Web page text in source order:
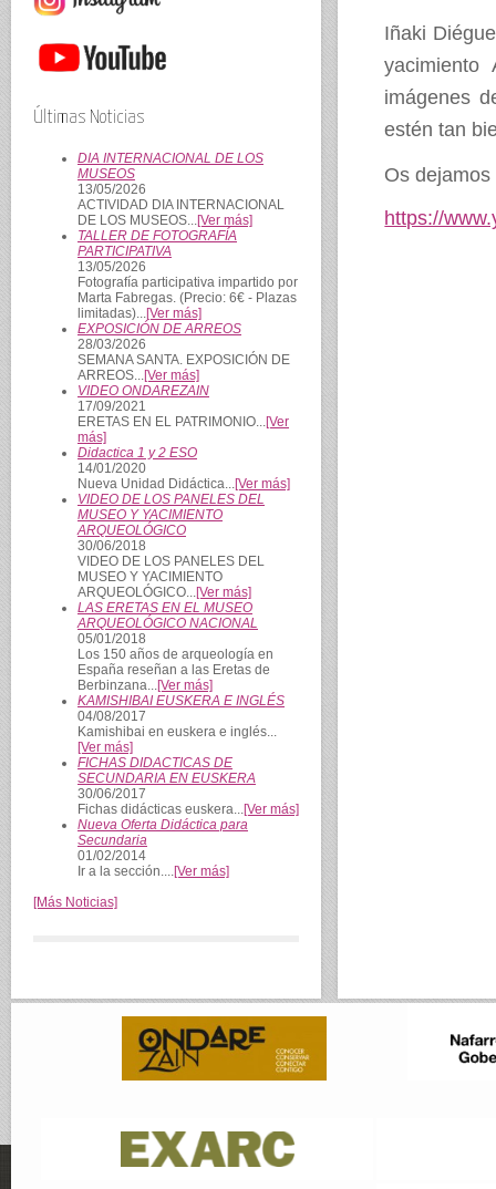
Iñaki
imágenes
estén tan
Os
https://
Últimas Noticias
DIA INTERNACIONAL DE LOS
MUSEOS
13/05/2026
ACTIVIDAD DIA INTERNACIONAL
DE LOS MUSEOS...[Ver más]
TALLER DE FOTOGRAFÍA
PARTICIPATIVA
13/05/2026
Fotografía participativa impartido por
Marta Fabregas. (Precio: 6€ - Plazas
limitadas)...[Ver más]
EXPOSICIÓN DE ARREOS
28/03/2026
SEMANA SANTA. EXPOSICIÓN DE
ARREOS...[Ver más]
VIDEO ONDAREZAIN
17/09/2021
ERETAS EN EL PATRIMONIO...[Ver
más]
Didactica 1 y 2 ESO
14/01/2020
Nueva Unidad Didáctica...[Ver más]
VIDEO DE LOS PANELES DEL
MUSEO Y YACIMIENTO
ARQUEOLÓGICO
30/06/2018
VIDEO DE LOS PANELES DEL
MUSEO Y YACIMIENTO
ARQUEOLÓGICO...[Ver más]
LAS ERETAS EN EL MUSEO
ARQUEOLÓGICO NACIONAL
05/01/2018
Los 150 años de arqueología en
España reseñan a las Eretas de
Berbinzana...[Ver más]
KAMISHIBAI EUSKERA E INGLÉS
04/08/2017
Kamishibai en euskera e inglés...
[Ver más]
FICHAS DIDACTICAS DE
SECUNDARIA EN EUSKERA
30/06/2017
Fichas didácticas euskera...[Ver más]
Nueva Oferta Didáctica para
Secundaria
01/02/2014
Ir a la sección....[Ver más]
[Más Noticias]